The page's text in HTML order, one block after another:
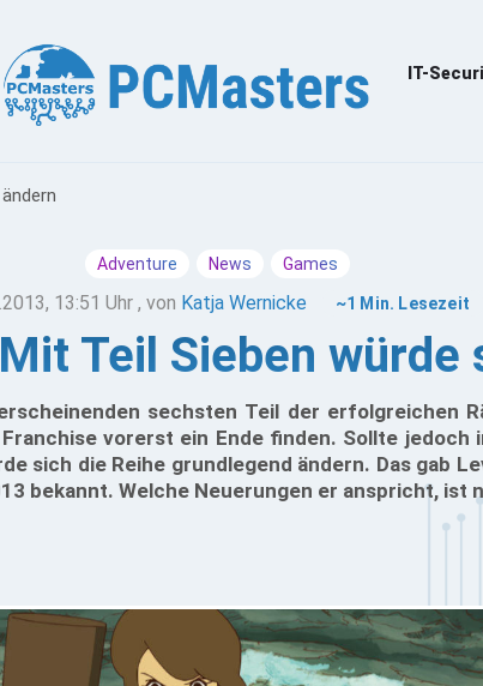
IT-
Adventure News Games
13:51 Uhr , von Katja Wernicke ~1 Min. Lesezeit
Teil Sieben würde
sechsten Teil der erfolgreichen
vorerst ein Ende finden. Sollte jedoch
sich die Reihe grundlegend ändern. Das gab
bekannt. Welche Neuerungen er anspricht, ist